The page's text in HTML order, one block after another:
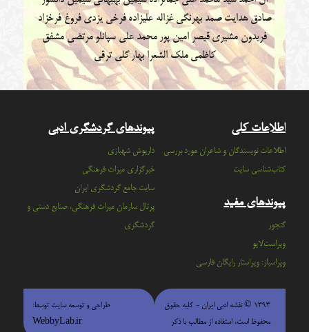
صادق هدایتصمد بهرنگی غزاله علیزادهفرخی یزدی فروغ فرخزاد
فریدون مشیری قیصر امین پورمحمد علی سپانلومرتضی مشفق
کاظمی ملک الشعرا بهار گلی ترقی
اطلاعات کلی
اطلاعات نویسندگان و شاعران مورد بررسی
کتاب‌شناسی سایت
پیوندهای مفید
گنجور
ویراست‌لایو
ویراسباز: ویراستار رایگان فارسی
پیوندهای گردشگری ادبی
داریوش شهبازی
خبرگزاری میراث فرهنگی
سايت جامع گردشگري ايران
پرتال سازمان ميراث فرهنگي، صنايع دستي و
گردشگري
۱۳۹۳ © نقشه ادبی ایران - كليه حقوق
محفوظ است، استفاده از مطالب با ذكر
طراحی و توسعه سایت توسط:
WebbyLab.ir